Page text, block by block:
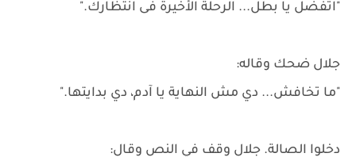
"اتفضل يا بطل... الرحلة الأخيرة فى انتظارك."
جلال ضحك وقاله:
"ما تخافش... دي مش النهاية يا آدم، دي بدايتها."
دخلوا الصالة. جلال وقف في النص وقال: